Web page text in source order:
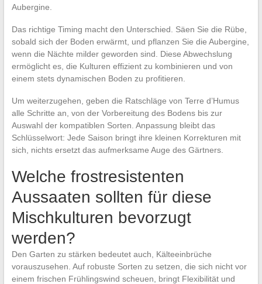
Aubergine.
Das richtige Timing macht den Unterschied. Säen Sie die Rübe,
sobald sich der Boden erwärmt, und pflanzen Sie die Aubergine,
wenn die Nächte milder geworden sind. Diese Abwechslung
ermöglicht es, die Kulturen effizient zu kombinieren und von
einem stets dynamischen Boden zu profitieren.
Um weiterzugehen, geben die Ratschläge von Terre d’Humus
alle Schritte an, von der Vorbereitung des Bodens bis zur
Auswahl der kompatiblen Sorten. Anpassung bleibt das
Schlüsselwort: Jede Saison bringt ihre kleinen Korrekturen mit
sich, nichts ersetzt das aufmerksame Auge des Gärtners.
Welche frostresistenten
Aussaaten sollten für diese
Mischkulturen bevorzugt
werden?
Den Garten zu stärken bedeutet auch, Kälteeinbrüche
vorauszusehen. Auf robuste Sorten zu setzen, die sich nicht vor
einem frischen Frühlingswind scheuen, bringt Flexibilität und